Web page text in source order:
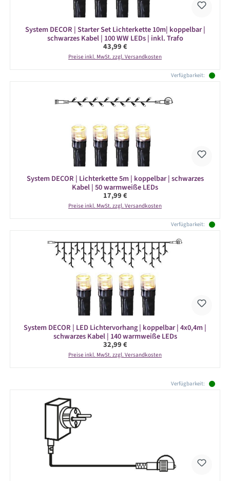
System DECOR | Starter Set Lichterkette 10m| koppelbar |
schwarzes Kabel | 100 WW LEDs | inkl. Trafo
Regulärer Preis:
43,99 €
Preise inkl. MwSt. zzgl. Versandkosten
Verfügbarkeit:
System DECOR | Lichterkette 5m | koppelbar | schwarzes
Kabel | 50 warmweiße LEDs
Regulärer Preis:
17,99 €
Preise inkl. MwSt. zzgl. Versandkosten
Verfügbarkeit:
System DECOR | LED Lichtervorhang | koppelbar | 4x0,4m |
schwarzes Kabel | 140 warmweiße LEDs
Regulärer Preis:
32,99 €
Preise inkl. MwSt. zzgl. Versandkosten
Verfügbarkeit: